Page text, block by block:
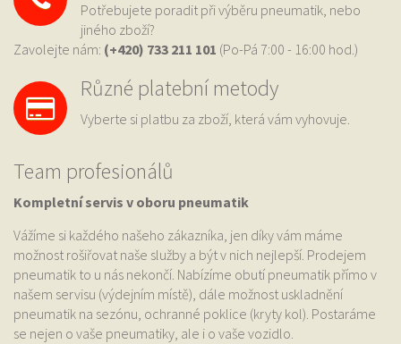
Potřebujete poradit při výběru pneumatik, nebo
jiného zboží?
Zavolejte nám: (+420) 733 211 101 (Po-Pá 7:00 - 16:00 hod.)
Různé platební metody
Vyberte si platbu za zboží, která vám vyhovuje.
Team profesionálů
Kompletní servis v oboru pneumatik
Vážíme si každého našeho zákazníka, jen díky vám máme
možnost rošiřovat naše služby a být v nich nejlepší. Prodejem
pneumatik to u nás nekončí. Nabízíme obutí pneumatik přímo v
našem servisu (výdejním místě), dále možnost uskladnění
pneumatik na sezónu, ochranné poklice (kryty kol). Postaráme
se nejen o vaše pneumatiky, ale i o vaše vozidlo.